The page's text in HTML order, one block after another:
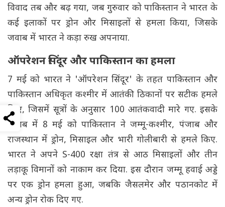
विवाद तब और बढ़ गया, जब गुरुवार को पाकिस्तान ने भारत के
कई इलाकों पर ड्रोन और मिसाइलों से हमला किया, जिसके
जवाब में भारत ने कड़ा रुख अपनाया.
ऑपरेशन सिंदूर और पाकिस्तान का हमला
7 मई को भारत ने 'ऑपरेशन सिंदूर' के तहत पाकिस्तान और
पाकिस्तान अधिकृत कश्मीर में आतंकी ठिकानों पर सटीक हमले
किए, जिसमें सूत्रों के अनुसार 100 आतंकवादी मारे गए. इसके
जवाब में 8 मई को पाकिस्तान ने जम्मू-कश्मीर, पंजाब और
राजस्थान में ड्रोन, मिसाइल और भारी गोलीबारी से हमले किए.
भारत ने अपने S-400 रक्षा तंत्र से आठ मिसाइलों और तीन
लड़ाकू विमानों को नाकाम कर दिया. इस दौरान जम्मू हवाई अड्डे
पर एक ड्रोन हमला हुआ, जबकि जैसलमेर और पठानकोट में
अन्य ड्रोन रोक दिए गए.